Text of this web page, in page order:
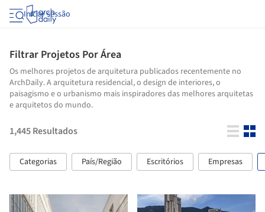
Iniciar sessão
Filtrar Projetos Por Área
Os melhores projetos de arquitetura publicados recentemente no
ArchDaily. A arquitetura residencial, o design de interiores, o
paisagismo e o urbanismo mais inspiradores das melhores arquitetas
e arquitetos do mundo.
1,445Resultados
Categorias País/Região Escritórios Empresas